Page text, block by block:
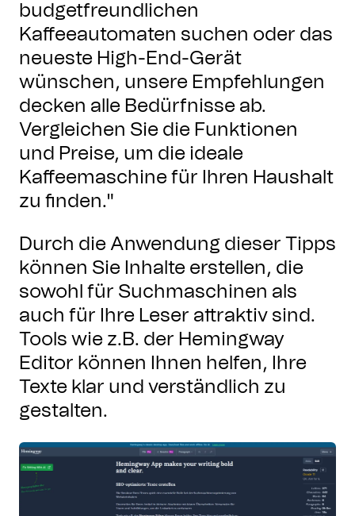
budgetfreundlichen
Kaffeeautomaten suchen oder das
neueste High-End-Gerät
wünschen, unsere Empfehlungen
decken alle Bedürfnisse ab.
Vergleichen Sie die Funktionen
und Preise, um die ideale
Kaffeemaschine für Ihren Haushalt
zu finden."
Durch die Anwendung dieser Tipps
können Sie Inhalte erstellen, die
sowohl für Suchmaschinen als
auch für Ihre Leser attraktiv sind.
Tools wie z.B. der Hemingway
Editor können Ihnen helfen, Ihre
Texte klar und verständlich zu
gestalten.